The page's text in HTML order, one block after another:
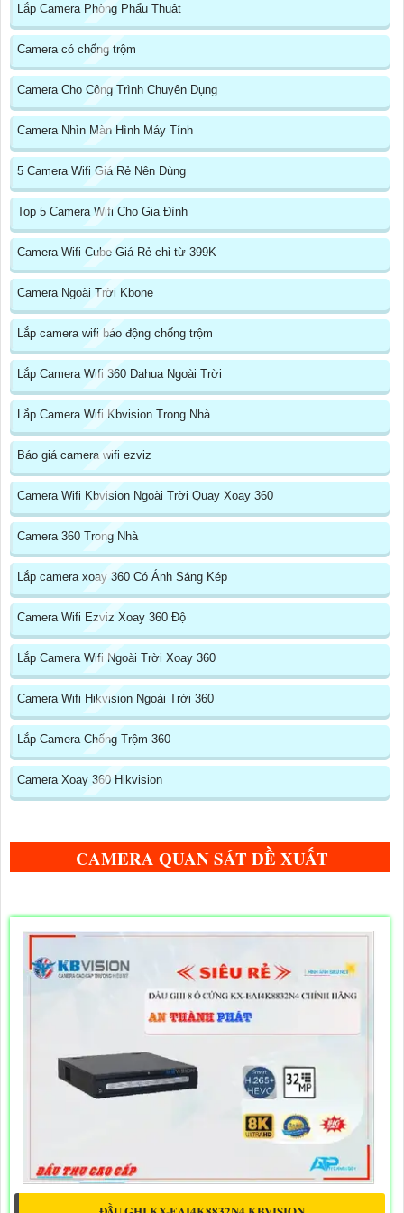
Lắp Camera Phòng Phẩu Thuật
Camera có chống trộm
Camera Cho Công Trình Chuyên Dụng
Camera Nhìn Màn Hình Máy Tính
5 Camera Wifi Giá Rẻ Nên Dùng
Top 5 Camera Wifi Cho Gia Đình
Camera Wifi Cube Giá Rẻ chỉ từ 399K
Camera Ngoài Trời Kbone
Lắp camera wifi báo động chống trộm
Lắp Camera Wifi 360 Dahua Ngoài Trời
Lắp Camera Wifi Kbvision Trong Nhà
Báo giá camera wifi ezviz
Camera Wifi Kbvision Ngoài Trời Quay Xoay 360
Camera 360 Trong Nhà
Lắp camera xoay 360 Có Ánh Sáng Kép
Camera Wifi Ezviz Xoay 360 Độ
Lắp Camera Wifi Ngoài Trời Xoay 360
Camera Wifi Hikvision Ngoài Trời 360
Lắp Camera Chống Trộm 360
Camera Xoay 360 Hikvision
CAMERA QUAN SÁT ĐỀ XUẤT